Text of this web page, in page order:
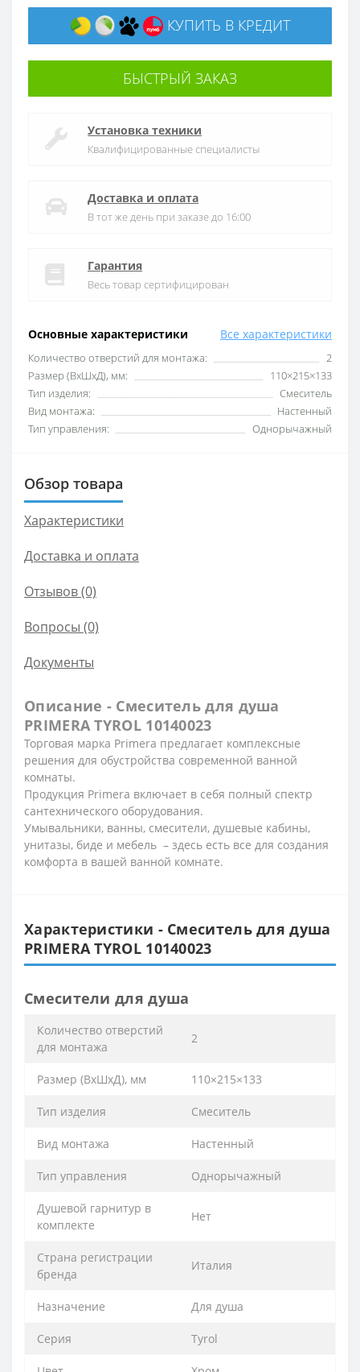
Основные характеристики Все характеристики
Количество отверстий для монтажа:
2
Размер (ВхШхД), мм:
110×215×133
Тип изделия:
Смеситель
Вид монтажа:
Настенный
Тип управления:
Однорычажный
КУПИТЬ В КРЕДИТ
БЫСТРЫЙ ЗАКАЗ
Установка техники
Квалифицированные специалисты
Доставка и оплата
В тот же день при заказе до 16:00
Гарантия
Весь товар сертифицирован
Обзор товара
Характеристики
Доставка и оплата
Отзывов (0)
Вопросы (0)
Документы
Описание - Смеситель для душа
PRIMERA TYROL 10140023
Торговая марка Primera предлагает комплексные
решения для обустройства современной ванной
комнаты.
Продукция Primera включает в себя полный спектр
сантехнического оборудования.
Умывальники, ванны, смесители, душевые кабины,
унитазы, биде и мебель – здесь есть все для создания
комфорта в вашей ванной комнате.
Характеристики - Смеситель для душа
PRIMERA TYROL 10140023
Смесители для душа
Количество отверстий
для монтажа
2
Размер (ВхШхД), мм 110×215×133
Тип изделия Смеситель
Вид монтажа Настенный
Тип управления Однорычажный
Душевой гарнитур в
комплекте
Нет
Страна регистрации
бренда
Италия
Назначение Для душа
Серия Tyrol